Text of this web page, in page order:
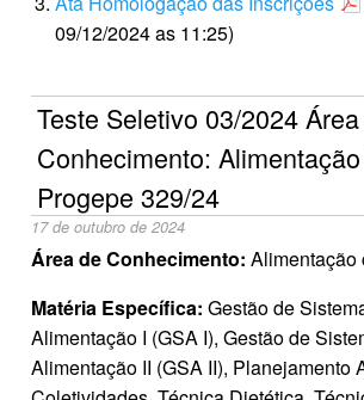
09/12/2024 as 11:25)
Teste Seletivo 03/2024
Conhecimento:
Progepe 329/24
17 de outubro de 2024
Área de Conhecimento: Alimentação
Matéria Específica: Gestão de
Alimentação I (GSA I), Gestão de
Alimentação II (GSA II), Planejamento